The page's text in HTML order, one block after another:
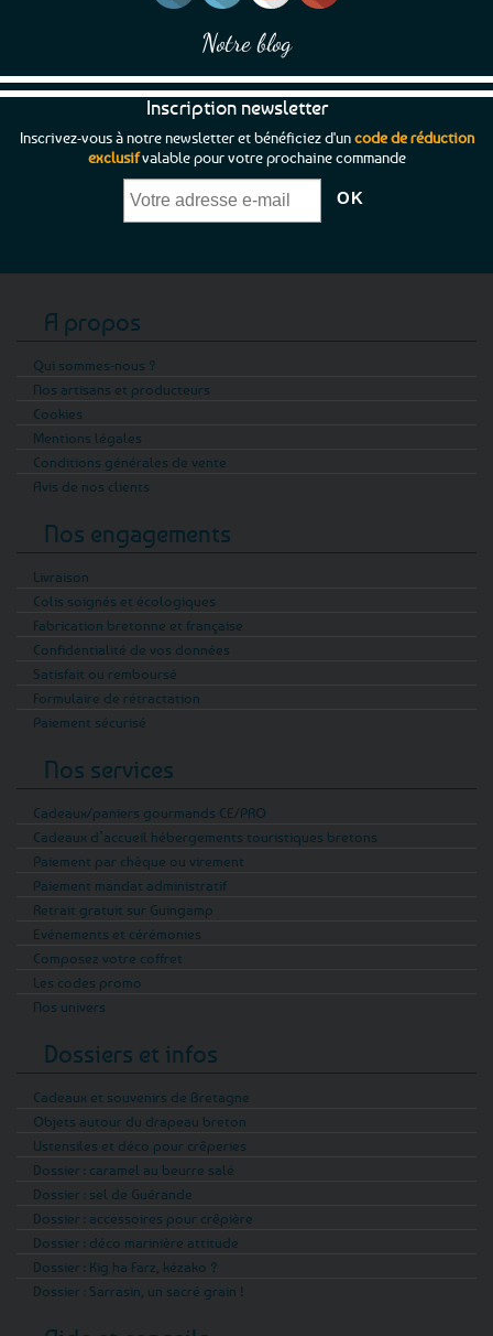
Notre blog
Inscription newsletter
Inscrivez-vous à notre newsletter et bénéficiez d'uncode de réduction
exclusifvalable pour votre prochaine commande
A propos
Qui sommes-nous ?
Nos artisans et producteurs
Cookies
Mentions légales
Conditions générales de vente
Avis de nos clients
Nos engagements
Livraison
Colis soignés et écologiques
Fabrication bretonne et française
Confidentialité de vos données
Satisfait ou remboursé
Formulaire de rétractation
Paiement sécurisé
Nos services
Cadeaux/paniers gourmands CE/PRO
Cadeaux d’accueil hébergements touristiques bretons
Paiement par chèque ou virement
Paiement mandat administratif
Retrait gratuit sur Guingamp
Evénements et cérémonies
Composez votre coffret
Les codes promo
Nos univers
Dossiers et infos
Cadeaux et souvenirs de Bretagne
Objets autour du drapeau breton
Ustensiles et déco pour crêperies
Dossier : caramel au beurre salé
Dossier : sel de Guérande
Dossier : accessoires pour crêpière
Dossier : déco marinière attitude
Dossier : Kig ha Farz, kézako ?
Dossier : Sarrasin, un sacré grain !